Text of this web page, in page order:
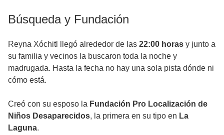
Búsqueda y Fundación
Reyna Xóchitl llegó alrededor de las 22:00 horas y junto a
su familia y vecinos la buscaron toda la noche y
madrugada. Hasta la fecha no hay una sola pista dónde ni
cómo está.
Creó con su esposo la Fundación Pro Localización de
Niños Desaparecidos, la primera en su tipo en La
Laguna.